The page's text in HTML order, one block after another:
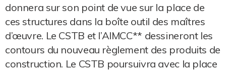
donnera sur son point de vue sur la place de
ces structures dans la boîte outil des maîtres
d’œuvre. Le CSTB et l’AIMCC** dessineront les
contours du nouveau règlement des produits de
construction. Le CSTB poursuivra avec la place